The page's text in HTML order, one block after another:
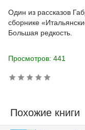
Один из рассказов
сборнике
Большая редкость.
Просмотров: 441
Похожие книги